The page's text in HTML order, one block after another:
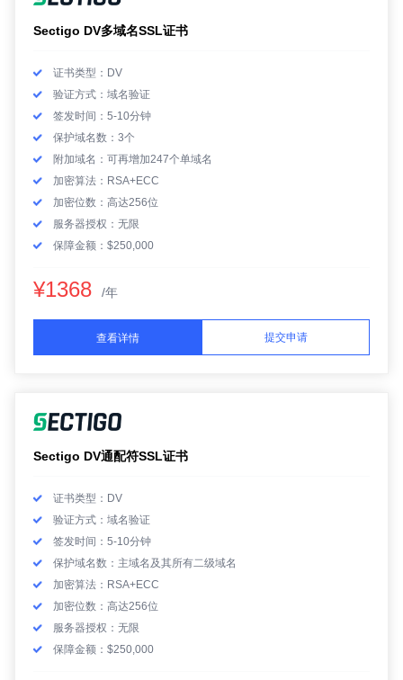
Sectigo DV多域名SSL证书
证书类型：DV
验证方式：域名验证
签发时间：5-10分钟
保护域名数：3个
附加域名：可再增加247个单域名
加密算法：RSA+ECC
加密位数：高达256位
服务器授权：无限
保障金额：$250,000
¥1368 /年
查看详情 提交申请
Sectigo DV通配符SSL证书
证书类型：DV
验证方式：域名验证
签发时间：5-10分钟
保护域名数：主域名及其所有二级域名
加密算法：RSA+ECC
加密位数：高达256位
服务器授权：无限
保障金额：$250,000